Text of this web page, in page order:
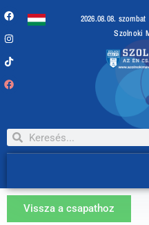
2026.08.08. szombat
Szolnoki
Vissza a csapathoz